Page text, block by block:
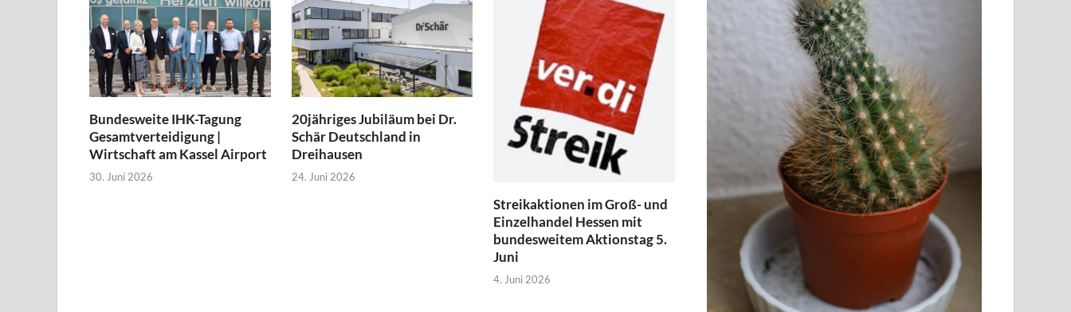
Bundesweite IHK-Tagung
Gesamtverteidigung |
Wirtschaft am Kassel Airport
30. Juni 2026
20jähriges Jubiläum bei Dr.
Schär Deutschland in
Dreihausen
24. Juni 2026
Streikaktionen im Groß- und
Einzelhandel Hessen mit
bundesweitem Aktionstag 5.
Juni
4. Juni 2026